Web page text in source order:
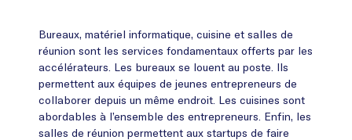
Bureaux, matériel informatique, cuisine et salles de
réunion sont les services fondamentaux offerts par les
accélérateurs. Les bureaux se louent au poste. Ils
permettent aux équipes de jeunes entrepreneurs de
collaborer depuis un même endroit. Les cuisines sont
abordables à l’ensemble des entrepreneurs. Enfin, les
salles de réunion permettent aux startups de faire